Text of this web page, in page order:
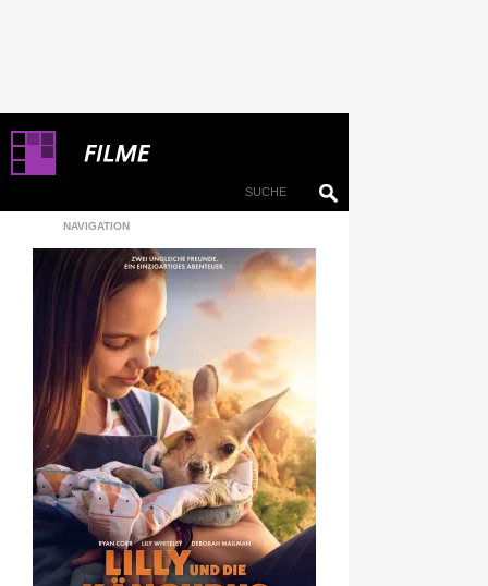
NAVIGATION